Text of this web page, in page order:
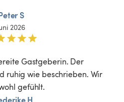
S
2026
Gastgeberin. Der
ruhig wie beschrieben. Wir
gefühlt.
H